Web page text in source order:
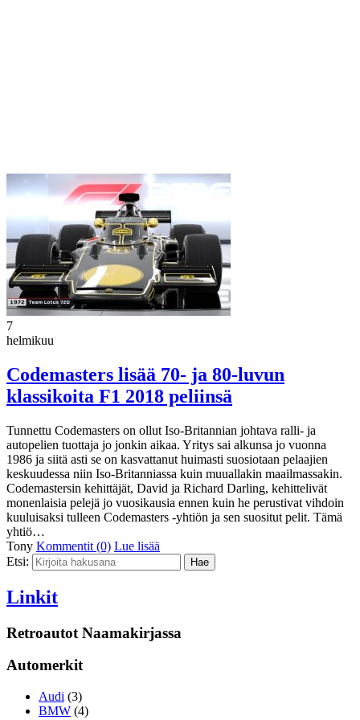
7
helmikuu
Codemasters lisää 70- ja 80-luvun
klassikoita F1 2018 peliinsä
Tunnettu Codemasters on ollut Iso-Britannian johtava ralli- ja
autopelien tuottaja jo jonkin aikaa. Yritys sai alkunsa jo vuonna
1986 ja siitä asti se on kasvattanut huimasti suosiotaan pelaajien
keskuudessa niin Iso-Britanniassa kuin muuallakin maailmassakin.
Codemastersin kehittäjät, David ja Richard Darling, kehittelivät
monenlaisia pelejä jo vuosikausia ennen kuin he perustivat vihdoin
kuuluisaksi tulleen Codemasters -yhtiön ja sen suositut pelit. Tämä
yhtiö…
Tony Kommentit (0) Lue lisää
Etsi:
Linkit
Retroautot Naamakirjassa
Automerkit
Audi (3)
BMW (4)